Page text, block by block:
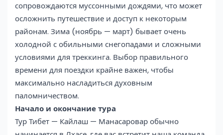
сопровождаются муссонными дождями, что может
осложнить путешествие и доступ к некоторым
районам. Зима (ноябрь — март) бывает очень
холодной с обильными снегопадами и сложными
условиями для треккинга. Выбор правильного
времени для поездки крайне важен, чтобы
максимально насладиться духовным
паломничеством.
Начало и окончание тура
Тур Тибет — Кайлаш — Манасаровар обычно